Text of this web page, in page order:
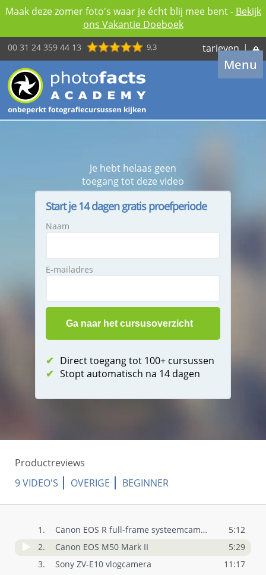
Maak deze zomer foto's waar je écht blij mee bent - Bekijk
ons Vakantie Doeboek
00 31 24 359 44 13 9,3 tarieven |
Menu
Je hebt helaas geen
toegang tot deze video
Start je 14 dagen gratis proefperiode
Naam
E-mailadres
✔ Direct toegang tot 100+ cursussen
✔ Stopt automatisch na 14 dagen
Productreviews
9 VIDEO'S
OVERIGE BEGINNER
1. Canon EOS R full-frame systeemcamera
5:12
2.
Canon EOS M50 Mark II
5:29
3.
Sony ZV-E10 vlogcamera
11:17